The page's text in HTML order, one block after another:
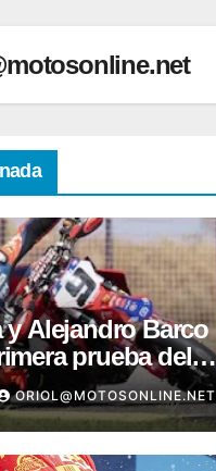
y Alejandro Barco
prueba del
de España de
ORIOL@MOTOSONLINE.NET